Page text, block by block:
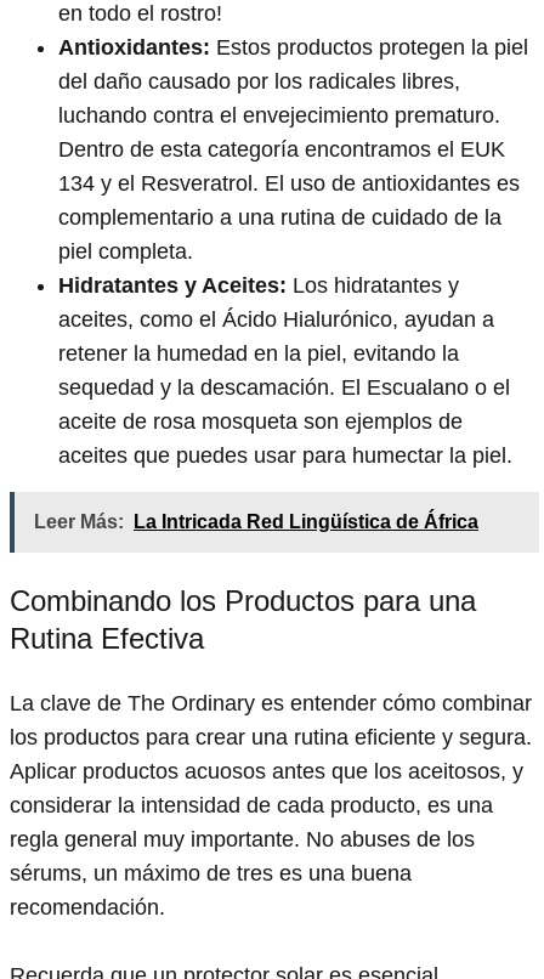
en todo el rostro!
Antioxidantes: Estos productos protegen la piel
del daño causado por los radicales libres,
luchando contra el envejecimiento prematuro.
Dentro de esta categoría encontramos el EUK
134 y el Resveratrol. El uso de antioxidantes es
complementario a una rutina de cuidado de la
piel completa.
Hidratantes y Aceites: Los hidratantes y
aceites, como el Ácido Hialurónico, ayudan a
retener la humedad en la piel, evitando la
sequedad y la descamación. El Escualano o el
aceite de rosa mosqueta son ejemplos de
aceites que puedes usar para humectar la piel.
Leer Más: La Intricada Red Lingüística de África
Combinando los Productos para una
Rutina Efectiva
La clave de The Ordinary es entender cómo combinar
los productos para crear una rutina eficiente y segura.
Aplicar productos acuosos antes que los aceitosos, y
considerar la intensidad de cada producto, es una
regla general muy importante. No abuses de los
sérums, un máximo de tres es una buena
recomendación.